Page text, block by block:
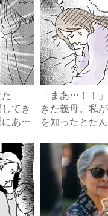
てき
あ
「まあ…！！
きた義母。私
を知ったとた